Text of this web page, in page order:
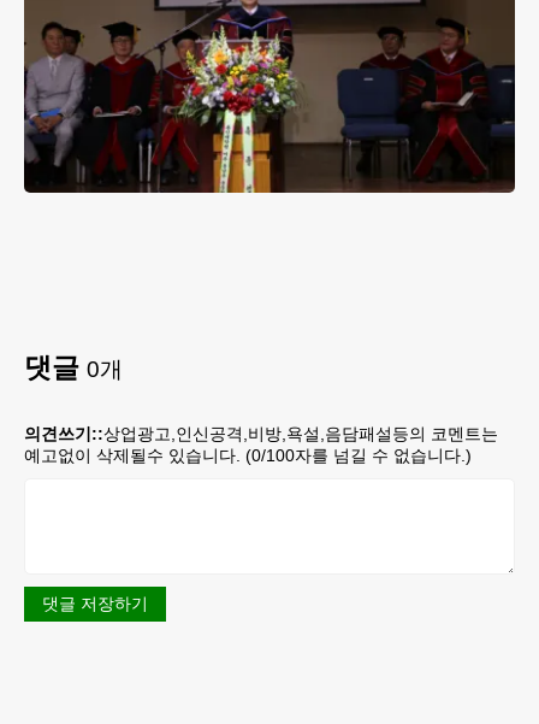
댓글 0개
의견쓰기::상업광고,인신공격,비방,욕설,음담패설등의 코멘트는
예고없이 삭제될수 있습니다. (0/100자를 넘길 수 없습니다.)
댓글 저장하기